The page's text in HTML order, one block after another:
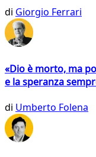
di Giorgio Ferrari
«Dio è morto, ma
e la speranza
di Umberto Folena